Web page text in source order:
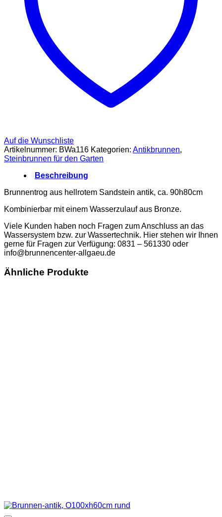
Auf die Wunschliste
Artikelnummer: BWa116 Kategorien: Antikbrunnen,
Steinbrunnen für den Garten
Beschreibung
Brunnentrog aus hellrotem Sandstein antik, ca. 90h80cm
Kombinierbar mit einem Wasserzulauf aus Bronze.
Viele Kunden haben noch Fragen zum Anschluss an das
Wassersystem bzw. zur Wassertechnik. Hier stehen wir Ihnen
gerne für Fragen zur Verfügung: 0831 – 561330 oder
info@brunnencenter-allgaeu.de
Ähnliche Produkte